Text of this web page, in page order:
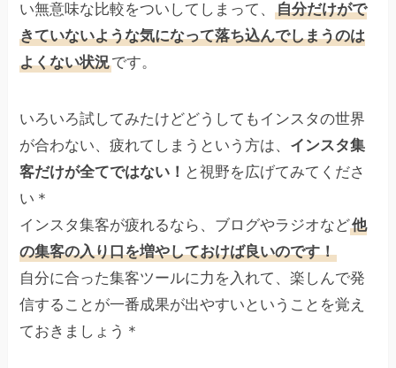
い無意味な比較をついしてしまって、自分だけがで
きていないような気になって落ち込んでしまうのは
よくない状況です。
いろいろ試してみたけどどうしてもインスタの世界
が合わない、疲れてしまうという方は、 インスタ集
客だけが全てではない！ と視野を広げてみてくださ
い＊
インスタ集客が疲れるなら、ブログやラジオなど他
の集客の入り口を増やしておけば良いのです！
自分に合った集客ツールに力を入れて、楽しんで発
信することが一番成果が出やすいということを覚え
ておきましょう＊